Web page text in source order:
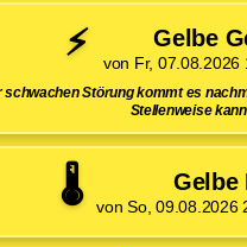
⚡ Gelbe
von Fr, 07.08.2026
schwachen Störung kommt es
Stellenweise
🌡️ Gelbe
von So, 09.08.2026